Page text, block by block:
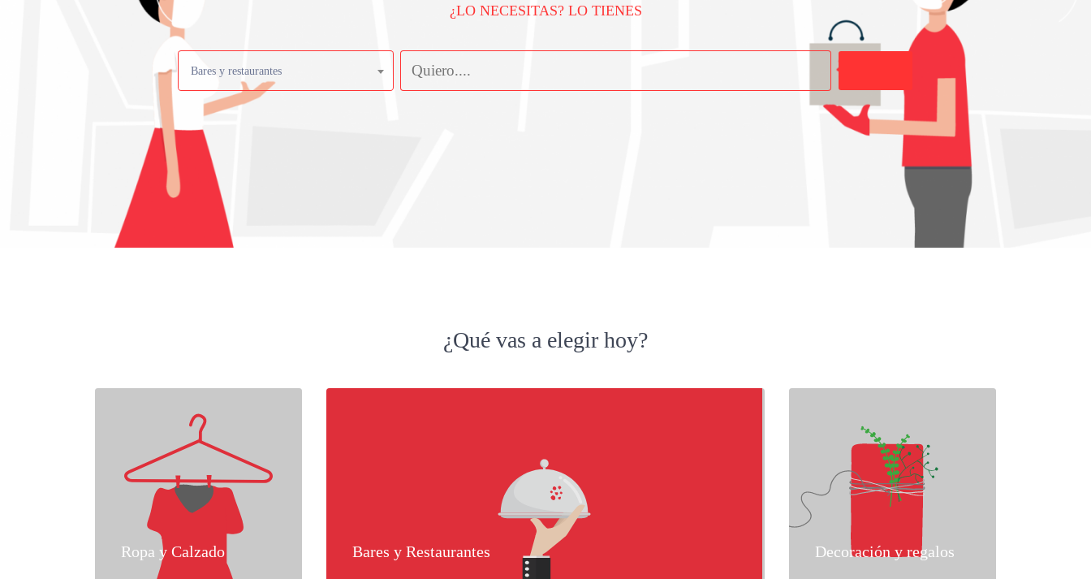
¿LO NECESITAS? LO TIENES
Bares y restaurantes
¿Qué vas a elegir hoy?
Ropa y Calzado Bares y Restaurantes Decoración y regalos